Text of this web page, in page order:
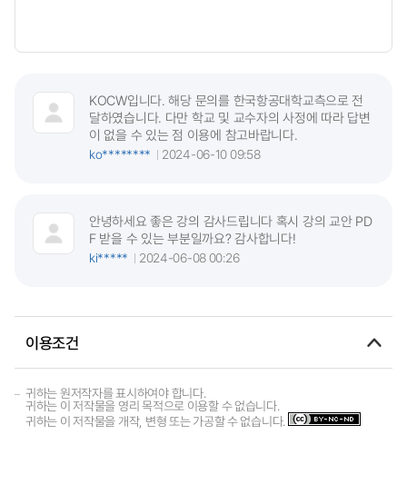
KOCW입니다. 해당 문의를 한국항공대학교측으로 전
달하였습니다. 다만 학교 및 교수자의 사정에 따라 답변
이 없을 수 있는 점 이용에 참고바랍니다.
ko********
2024-06-10 09:58
안녕하세요 좋은 강의 감사드립니다 혹시 강의 교안 PD
F 받을 수 있는 부분일까요? 감사합니다!
ki*****
2024-06-08 00:26
이용조건
귀하는 원저작자를 표시하여야 합니다.
귀하는 이 저작물을 영리 목적으로 이용할 수 없습니다.
귀하는 이 저작물을 개작, 변형 또는 가공할 수 없습니다.